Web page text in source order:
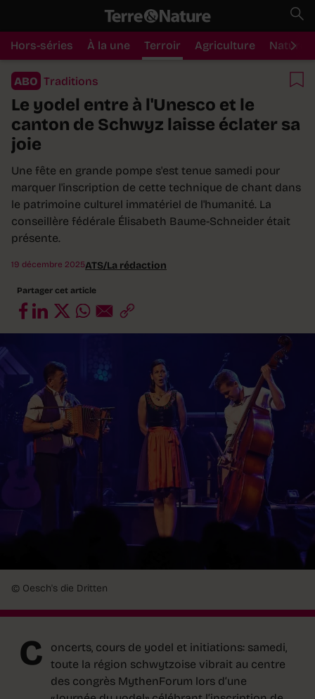
Hors-séries À la une Terroir Agriculture Nature
ABO Traditions
Le yodel entre à l'Unesco et le
canton de Schwyz laisse éclater sa
joie
Une fête en grande pompe s'est tenue samedi pour
marquer l'inscription de cette technique de chant dans
le patrimoine culturel immatériel de l'humanité. La
conseillère fédérale Élisabeth Baume-Schneider était
présente.
19 décembre 2025ATS/La rédaction
Partager cet article
© Oesch's die Dritten
C
oncerts, cours de yodel et initiations: samedi,
toute la région schwytzoise vibrait au centre
des congrès MythenForum lors d’une